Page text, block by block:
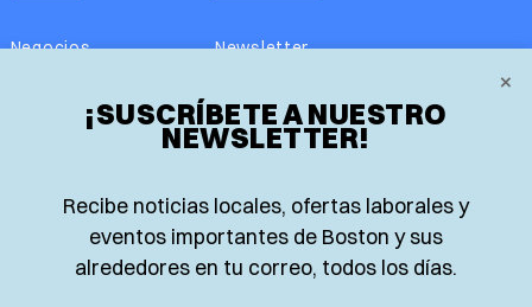
×
¡SUSCRÍBETE A NUESTRO
NEWSLETTER!
Recibe noticias locales, ofertas laborales y
eventos importantes de Boston y sus
alrededores en tu correo, todos los días.
Negocios
Real Estate
Guía de Recursos
Newsletter
Edición impresa
Advertise with us